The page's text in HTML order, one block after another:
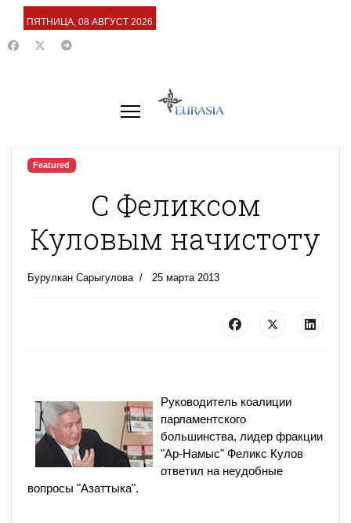
ПЯТНИЦА, 08 АВГУСТ 2026
Featured
С Феликсом
Куловым начистоту
Бурулкан Сарыгулова 25 марта 2013
Руководитель коалиции
парламентского
большинства, лидер фракции
"Ар-Намыс" Феликс Кулов
ответил на неудобные
вопросы "Азаттыка".